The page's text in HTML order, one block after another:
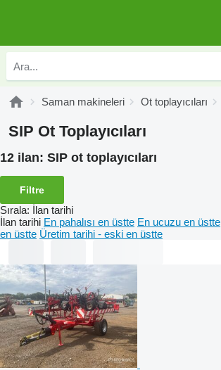
Saman makineleri Ot toplayıcıları
SIP Ot Toplayıcıları
12 ilan: SIP ot toplayıcıları
Filtre
Sırala: İlan tarihi
İlan tarihi En pahalısı en üstte En ucuzu en üstte
en üstte Üretim tarihi - eski en üstte